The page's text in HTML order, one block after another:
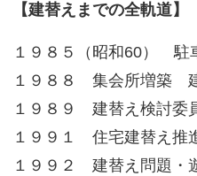
【建替えまでの全軌道】
１９８５（昭和60） 駐
１９８８ 集会所増築
１９８９ 建替え検討委
１９９１ 住宅建替え推
１９９２ 建替え問題・